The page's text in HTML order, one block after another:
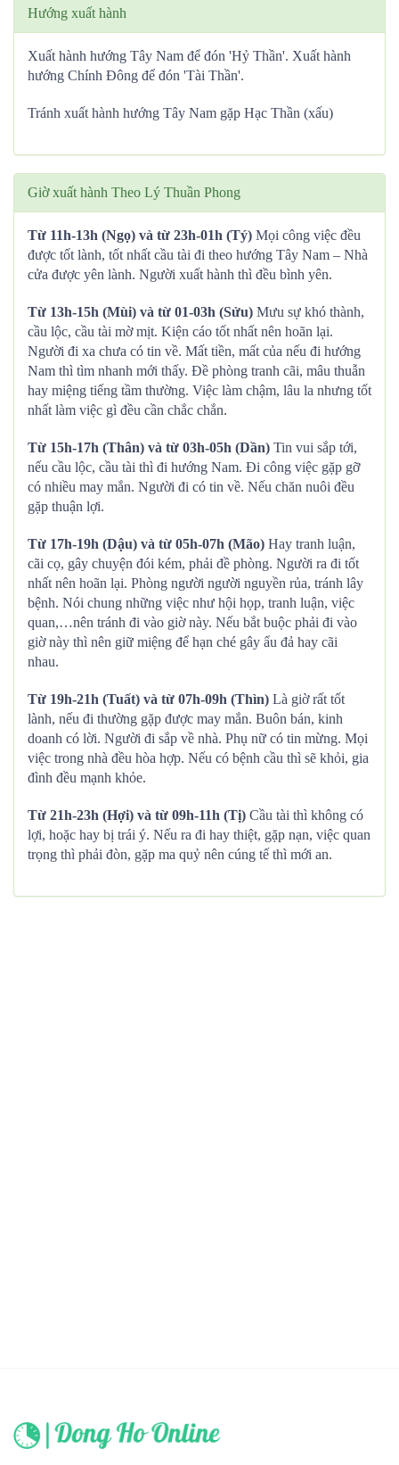
Hướng xuất hành
Xuất hành hướng Tây Nam để đón 'Hỷ Thần'. Xuất hành
hướng Chính Đông để đón 'Tài Thần'.
Tránh xuất hành hướng Tây Nam gặp Hạc Thần (xấu)
Giờ xuất hành Theo Lý Thuần Phong
Từ 11h-13h (Ngọ) và từ 23h-01h (Tý) Mọi công việc đều
được tốt lành, tốt nhất cầu tài đi theo hướng Tây Nam – Nhà
cửa được yên lành. Người xuất hành thì đều bình yên.
Từ 13h-15h (Mùi) và từ 01-03h (Sửu) Mưu sự khó thành,
cầu lộc, cầu tài mờ mịt. Kiện cáo tốt nhất nên hoãn lại.
Người đi xa chưa có tin về. Mất tiền, mất của nếu đi hướng
Nam thì tìm nhanh mới thấy. Đề phòng tranh cãi, mâu thuẫn
hay miệng tiếng tầm thường. Việc làm chậm, lâu la nhưng tốt
nhất làm việc gì đều cần chắc chắn.
Từ 15h-17h (Thân) và từ 03h-05h (Dần) Tin vui sắp tới,
nếu cầu lộc, cầu tài thì đi hướng Nam. Đi công việc gặp gỡ
có nhiều may mắn. Người đi có tin về. Nếu chăn nuôi đều
gặp thuận lợi.
Từ 17h-19h (Dậu) và từ 05h-07h (Mão) Hay tranh luận,
cãi cọ, gây chuyện đói kém, phải đề phòng. Người ra đi tốt
nhất nên hoãn lại. Phòng người người nguyền rủa, tránh lây
bệnh. Nói chung những việc như hội họp, tranh luận, việc
quan,…nên tránh đi vào giờ này. Nếu bắt buộc phải đi vào
giờ này thì nên giữ miệng để hạn ché gây ẩu đả hay cãi
nhau.
Từ 19h-21h (Tuất) và từ 07h-09h (Thìn) Là giờ rất tốt
lành, nếu đi thường gặp được may mắn. Buôn bán, kinh
doanh có lời. Người đi sắp về nhà. Phụ nữ có tin mừng. Mọi
việc trong nhà đều hòa hợp. Nếu có bệnh cầu thì sẽ khỏi, gia
đình đều mạnh khỏe.
Từ 21h-23h (Hợi) và từ 09h-11h (Tị) Cầu tài thì không có
lợi, hoặc hay bị trái ý. Nếu ra đi hay thiệt, gặp nạn, việc quan
trọng thì phải đòn, gặp ma quỷ nên cúng tế thì mới an.